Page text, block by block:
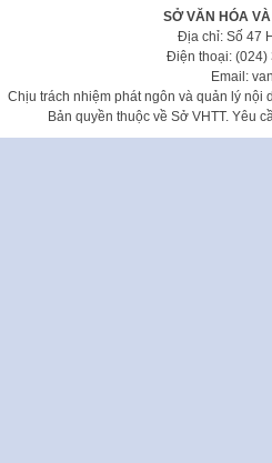
SỞ VĂN HÓA
Địa chỉ: Số 47
Điện thoại: (024)
Email:
Chịu trách nhiệm phát ngôn và quản lý nội
Bản quyền thuộc về Sở VHTT. Yêu